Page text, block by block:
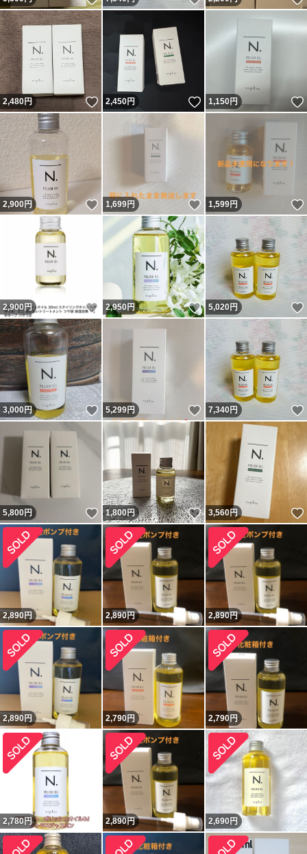
2,480円 いいね！
2,450円 いいね！
1,150円
2,900円 いいね！
1,699円 いいね！
1,599円
2,900円 いいね！
2,950円 いいね！
5,020円
3,000円 いいね！
5,299円 いいね！
7,340円
5,800円 いいね！
1,800円 いいね！
3,560円
2,890円 2,890円 2,890円
2,890円 2,790円 2,790円
2,780円 2,890円 2,690円